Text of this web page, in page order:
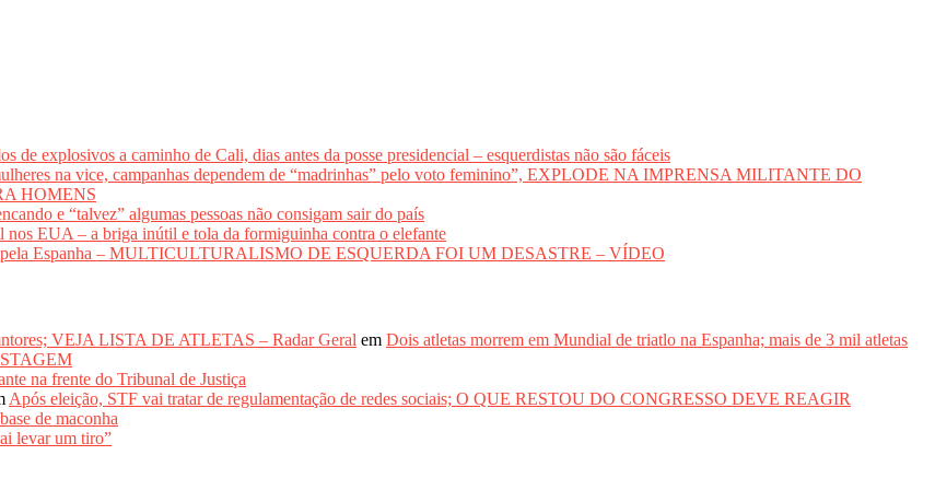
explosivos a caminho de Cali, dias antes da posse presidencial – esquerdistas não são fáceis
na vice, campanhas dependem de “madrinhas” pelo voto feminino”, EXPLODE NA IMPRENSA MILITANTE DO
HOMENS
e “talvez” algumas pessoas não consigam sair do país
EUA – a briga inútil e tola da formiguinha contra o elefante
Espanha – MULTICULTURALISMO DE ESQUERDA FOI UM DESASTRE – VÍDEO
VEJA LISTA DE ATLETAS – Radar Geral em Dois atletas morrem em Mundial de triatlo na Espanha; mais de 3 mil atletas
na frente do Tribunal de Justiça
Após eleição, STF vai tratar de regulamentação de redes sociais; O QUE RESTOU DO CONGRESSO DEVE REAGIR
de maconha
levar um tiro”